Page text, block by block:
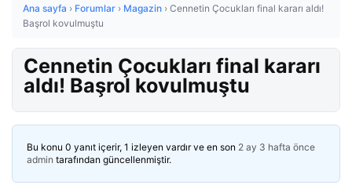
Ana sayfa › Forumlar › Magazin › Cennetin Çocukları final kararı aldı!
Başrol kovulmuştu
Cennetin Çocukları final kararı
aldı! Başrol kovulmuştu
Bu konu 0 yanıt içerir, 1 izleyen vardır ve en son 2 ay 3 hafta önce
admin tarafından güncellenmiştir.